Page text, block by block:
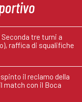
tre turni a
raffica di squalifiche
il reclamo della
match con il Boca